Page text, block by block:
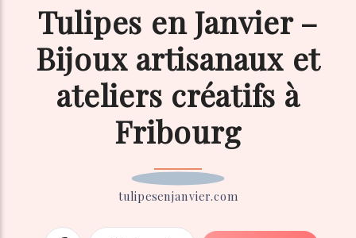
Tulipes en Janvier –
Bijoux artisanaux et
ateliers créatifs à
Fribourg
tulipesenjanvier.com